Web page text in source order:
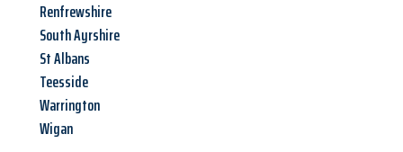
Renfrewshire
South Ayrshire
St Albans
Teesside
Warrington
Wigan